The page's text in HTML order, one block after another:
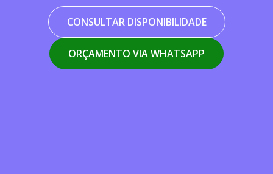
CONSULTAR DISPONIBILIDADE
ORÇAMENTO VIA WHATSAPP